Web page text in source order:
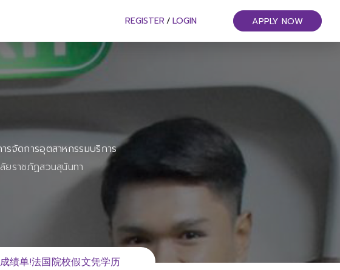
REGISTER / LOGIN APPLY NOW
รจัดการอุตสาหกรรมบริการ
ยราชภัฏสวนสุนันทา
绩单!法国院校假文凭学历